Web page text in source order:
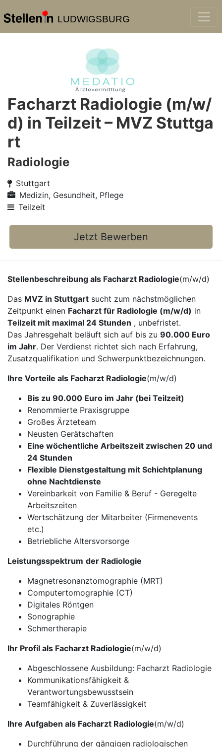
LUDWIGSBURG
Facharzt Radiologie (m/w/
d) in Teilzeit – MVZ Stuttga
rt
Radiologie
Stuttgart
Medizin, Gesundheit, Pflege
Teilzeit
Jetzt Bewerben
Stellenbeschreibung als Facharzt Radiologie(m/w/d)
Das MVZ in Stuttgart sucht zum nächstmöglichen
Zeitpunkt einen Facharzt für Radiologie (m/w/d) in
Teilzeit mit maximal 24 Stunden , unbefristet.
Das Jahresgehalt beläuft sich auf bis zu 90.000 Euro
im Jahr. Der Verdienst richtet sich nach Erfahrung,
Zusatzqualifikation und Schwerpunktbezeichnungen.
Ihre Vorteile als Facharzt Radiologie(m/w/d)
Bis zu 90.000 Euro im Jahr (bei Teilzeit)
Renommierte Praxisgruppe
Großes Ärzteteam
Neusten Gerätschaften
Eine wöchentliche Arbeitszeit zwischen 20 und
24 Stunden
Flexible Dienstgestaltung mit Schichtplanung
ohne Nachtdienste
Vereinbarkeit von Familie & Beruf - Geregelte
Arbeitszeiten
Wertschätzung der Mitarbeiter (Firmenevents
etc.)
Betriebliche Altersvorsorge
Leistungsspektrum der Radiologie
Magnetresonanztomographie (MRT)
Computertomographie (CT)
Digitales Röntgen
Sonographie
Schmertherapie
Ihr Profil als Facharzt Radiologie(m/w/d)
Abgeschlossene Ausbildung: Facharzt Radiologie
Kommunikationsfähigkeit &
Verantwortungsbewusstsein
Teamfähigkeit & Zuverlässigkeit
Ihre Aufgaben als Facharzt Radiologie(m/w/d)
Durchführung der gängigen radiologischen